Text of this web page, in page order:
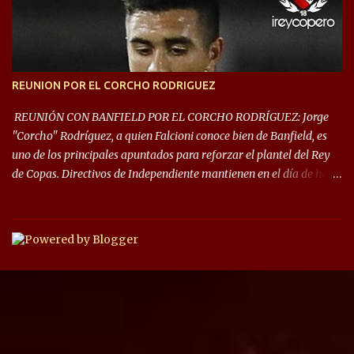
noche de Copas Rey! ⚽🇦🇹👑🏆.
REUNION POR EL CORCHO RODRIGUEZ
REUNIÓN CON BANFIELD POR EL CORCHO RODRÍGUEZ: Jorge
"Corcho" Rodríguez, a quien Falcioni conoce bien de Banfield, es
uno de los principales apuntados para reforzar el plantel del Rey
de Copas. Directivos de Independiente mantienen en el día de hoy
préstamo con opción de compra pero, por lo que se sabe, Banfield
busca vender al menos el 50% del pase por una cifra cercana a los
1,5 millones de dólares. El volante central titular del Banfield y